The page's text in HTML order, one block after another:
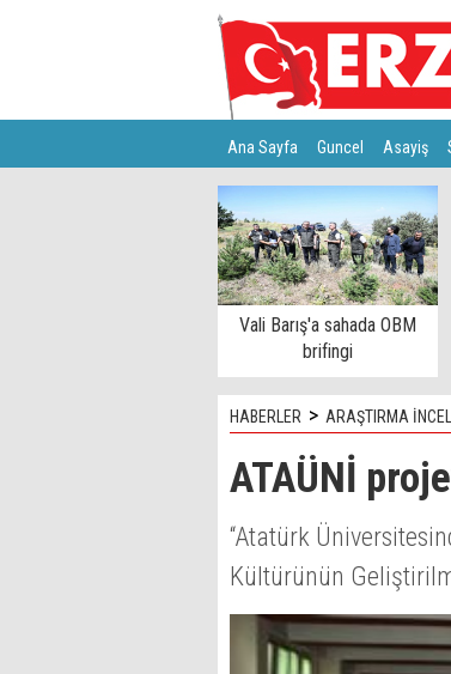
Ana Sayfa Guncel Asayiş
Teknoloji
Vali Barış'a sahada OBM
brifingi
HABERLER > ARAŞTIRMA
ATAÜNİ
“Atatürk
Kültürünün